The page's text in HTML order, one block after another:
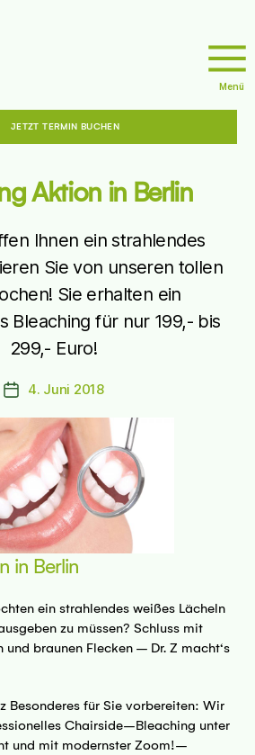
Menü
JETZT TERMIN BUCHEN
Aktion in Berlin
Ihnen ein strahlendes
Sie von unseren tollen
Sie erhalten ein
Bleaching für nur 199,- bis
299,- Euro!
Beitragsdatum
4. Juni 2018
in Berlin
ein strahlendes weißes Lächeln
zu müssen? Schluss mit
und braunen Flecken – Dr. Z macht‘s
Besonderes für Sie vorbereiten: Wir
Chairside–Bleaching unter
und mit modernster Zoom!–